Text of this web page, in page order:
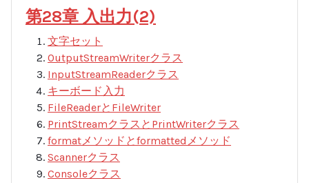
第28章 入出力(2)
文字セット
OutputStreamWriterクラス
InputStreamReaderクラス
キーボード入力
FileReaderとFileWriter
PrintStreamクラスとPrintWriterクラス
formatメソッドとformattedメソッド
Scannerクラス
Consoleクラス